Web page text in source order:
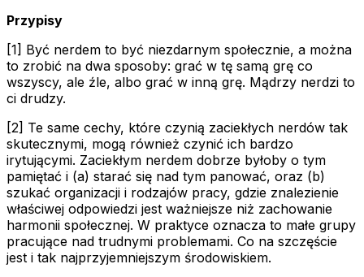
Przypisy
[1] Być nerdem to być niezdarnym społecznie, a można
to zrobić na dwa sposoby: grać w tę samą grę co
wszyscy, ale źle, albo grać w inną grę. Mądrzy nerdzi to
ci drudzy.
[2] Te same cechy, które czynią zaciekłych nerdów tak
skutecznymi, mogą również czynić ich bardzo
irytującymi. Zaciekłym nerdem dobrze byłoby o tym
pamiętać i (a) starać się nad tym panować, oraz (b)
szukać organizacji i rodzajów pracy, gdzie znalezienie
właściwej odpowiedzi jest ważniejsze niż zachowanie
harmonii społecznej. W praktyce oznacza to małe grupy
pracujące nad trudnymi problemami. Co na szczęście
jest i tak najprzyjemniejszym środowiskiem.